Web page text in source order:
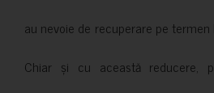
au nevoie de recuperare pe
Chiar și cu această reducere,